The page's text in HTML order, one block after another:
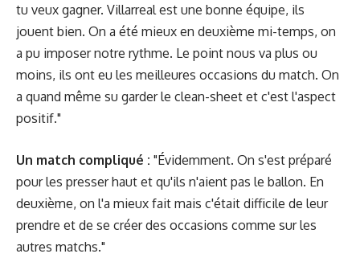
tu veux gagner. Villarreal est une bonne équipe, ils
jouent bien. On a été mieux en deuxième mi-temps, on
a pu imposer notre rythme. Le point nous va plus ou
moins, ils ont eu les meilleures occasions du match. On
a quand même su garder le clean-sheet et c'est l'aspect
positif."
Un match compliqué : "Évidemment. On s'est préparé
pour les presser haut et qu'ils n'aient pas le ballon. En
deuxième, on l'a mieux fait mais c'était difficile de leur
prendre et de se créer des occasions comme sur les
autres matchs."